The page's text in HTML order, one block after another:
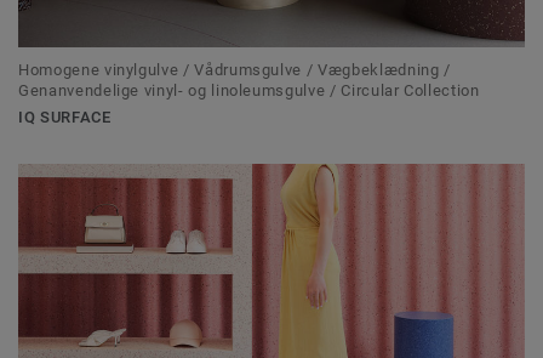
Homogene vinylgulve / Vådrumsgulve / Vægbeklædning /
Genanvendelige vinyl- og linoleumsgulve / Circular Collection
IQ SURFACE